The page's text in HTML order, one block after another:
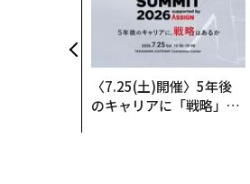
〈7.25(土)開催〉5年後
のキャリアに「戦略」は